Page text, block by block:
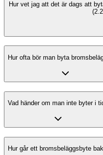
Hur vet jag att det är dags att
Hur ofta bör man byta
Vad händer om man inte byter i
Hur går ett bromsbeläggsbyte